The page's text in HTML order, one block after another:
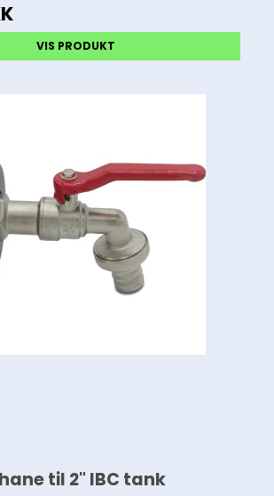
VIS PRODUKT
til 2" IBC tank